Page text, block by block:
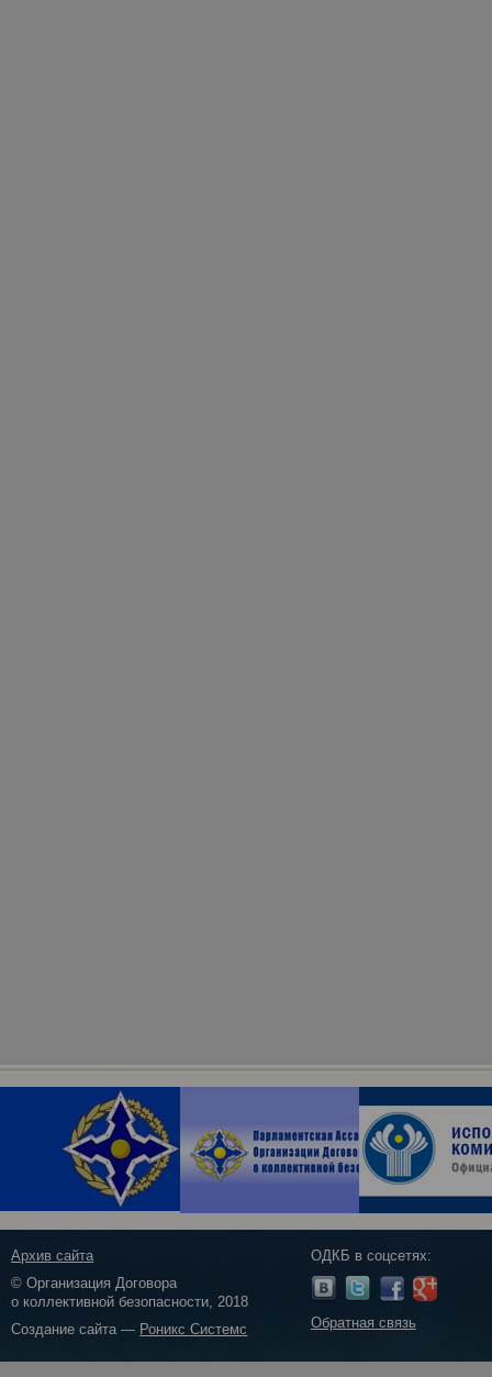
Архив сайта
© Организация Договора
о коллективной безопасности, 2018
Создание сайта — Роникс Системс
ОДКБ в соцсетях:
Обратная связь